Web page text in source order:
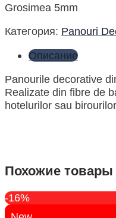
Grosimea 5mm
Категория: Panouri
Описание
Panourile decorative
Realizate din fibre de
hotelurilor sau
Похожие товары
-16%